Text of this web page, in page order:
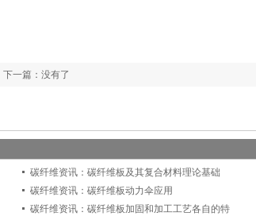
下一篇：没有了
碳纤维资讯：碳纤维板及其复合材料理论基础
碳纤维资讯：碳纤维板动力伞应用
碳纤维资讯：碳纤维板加固和加工工艺各自的特